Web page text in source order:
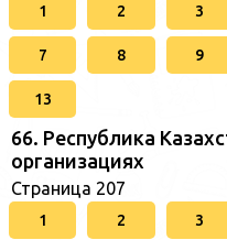
1 2 3
7 8 9
13
66. Республика
организациях
Страница 207
1 2 3